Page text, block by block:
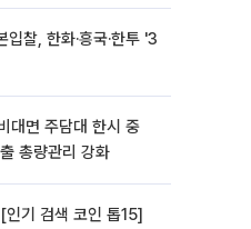
입찰, 한화·흥국·한투 '3
대면 주담대 한시 중
총량관리 강화
기 검색 코인 톱15]